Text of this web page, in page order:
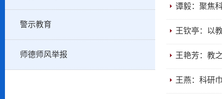
警示教育
师德师风举报
谭毅：聚焦
王钦亭：以
王艳芳：教
王燕：科研